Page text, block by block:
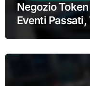
Negozio
Eventi Passati,